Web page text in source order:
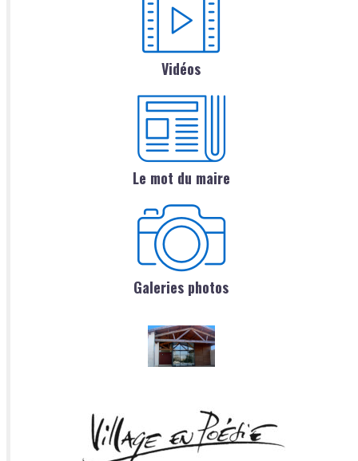
Vidéos
Le mot du maire
Galeries photos